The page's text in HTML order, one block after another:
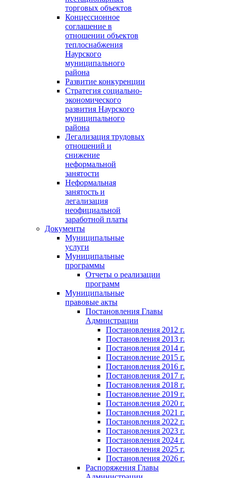
торговых объектов
Концессионное
соглашение в
отношении объектов
теплоснабжения
Наурского
муниципального
района
Развитие конкуренции
Стратегия социально-
экономического
развития Наурского
муниципального
района
Легализация трудовых
отношений и
снижение
неформальной
занятости
Неформальная
занятость и
легализация
неофициальной
заработной платы
Документы
Муниципальные
услуги
Муниципальные
программы
Отчеты о реализации
программ
Муниципальные
правовые акты
Постановления Главы
Адмнистрации
Постановления 2012 г.
Постановления 2013 г.
Постановления 2014 г.
Постановление 2015 г.
Постановления 2016 г.
Постановления 2017 г.
Постановления 2018 г.
Постановление 2019 г.
Постановления 2020 г.
Постановления 2021 г.
Постановления 2022 г.
Постановления 2023 г.
Постановления 2024 г.
Постановления 2025 г.
Постановления 2026 г.
Распоряжения Главы